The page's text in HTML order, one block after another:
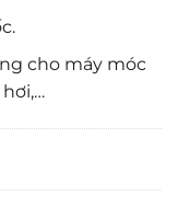
cho máy móc